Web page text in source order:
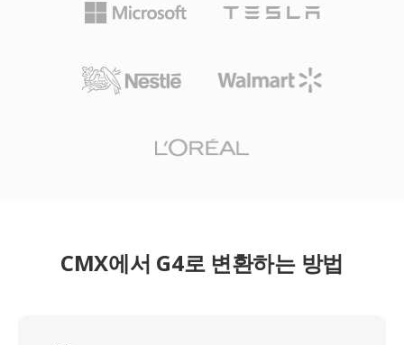
CMX에서 G4로 변환하는 방법